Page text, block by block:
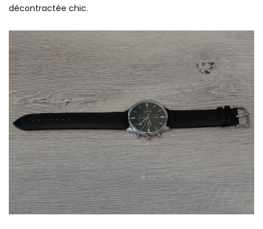
décontractée chic.